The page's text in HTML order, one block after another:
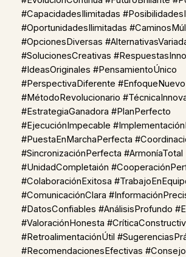
#CapacidadesIlimitadas
#OportunidadesIlimitadas
#OpcionesDiversas
#SolucionesCreativas
#IdeasOriginales #PensamientoÚnico
#PerspectivaDiferente #EnfoqueNuevo
#MétodoRevolucionario
#EstrategiaGanadora #PlanPerfecto
#EjecuciónImpecable
#PuestaEnMarchaPerfecta
#SincronizaciónPerfecta #ArmoníaTotal
#UnidadCompletaión
#ColaboraciónExitosa
#ComunicaciónClara
#DatosConfiables #AnálisisProfundo
#ValoraciónHonesta
#RetroalimentaciónÚtil
#RecomendacionesEfectivas